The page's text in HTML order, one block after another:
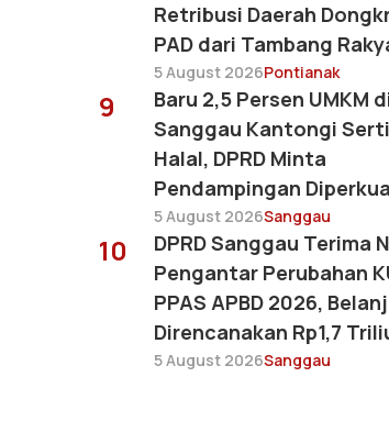
Retribusi Daerah
PAD dari Tambang
5 August 2026Pontianak
9
Baru 2,5 Persen UMKM
Sanggau Kantongi
Halal, DPRD Minta
Pendampingan
5 August 2026Sanggau
10
DPRD Sanggau Terima
Pengantar Perubahan
PPAS APBD 2026,
Direncanakan Rp1,7
5 August 2026Sanggau